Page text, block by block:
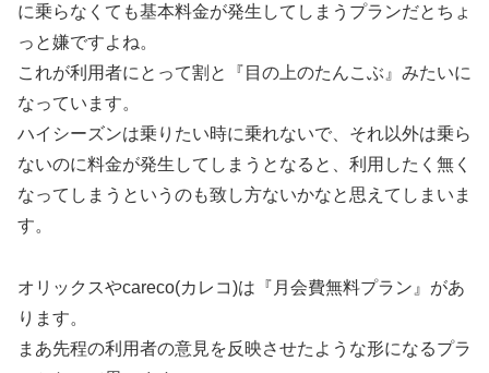
に乗らなくても基本料金が発生してしまうプランだとちょ
っと嫌ですよね。
これが利用者にとって割と『目の上のたんこぶ』みたいに
なっています。
ハイシーズンは乗りたい時に乗れないで、それ以外は乗ら
ないのに料金が発生してしまうとなると、利用したく無く
なってしまうというのも致し方ないかなと思えてしまいま
す。
オリックスやcareco(カレコ)は『月会費無料プラン』があ
ります。
まあ先程の利用者の意見を反映させたような形になるプラ